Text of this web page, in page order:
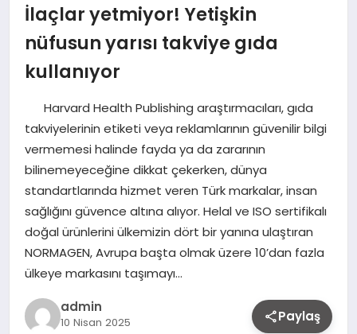
İlaçlar yetmiyor! Yetişkin
nüfusun yarısı takviye gıda
kullanıyor
Harvard Health Publishing araştırmacıları, gıda
takviyelerinin etiketi veya reklamlarının güvenilir bilgi
vermemesi halinde fayda ya da zararının
bilinemeyeceğine dikkat çekerken, dünya
standartlarında hizmet veren Türk markalar, insan
sağlığını güvence altına alıyor. Helal ve ISO sertifikalı
doğal ürünlerini ülkemizin dört bir yanına ulaştıran
NORMAGEN, Avrupa başta olmak üzere 10’dan fazla
ülkeye markasını taşımayı…
admin
10 Nisan 2025 Paylaş